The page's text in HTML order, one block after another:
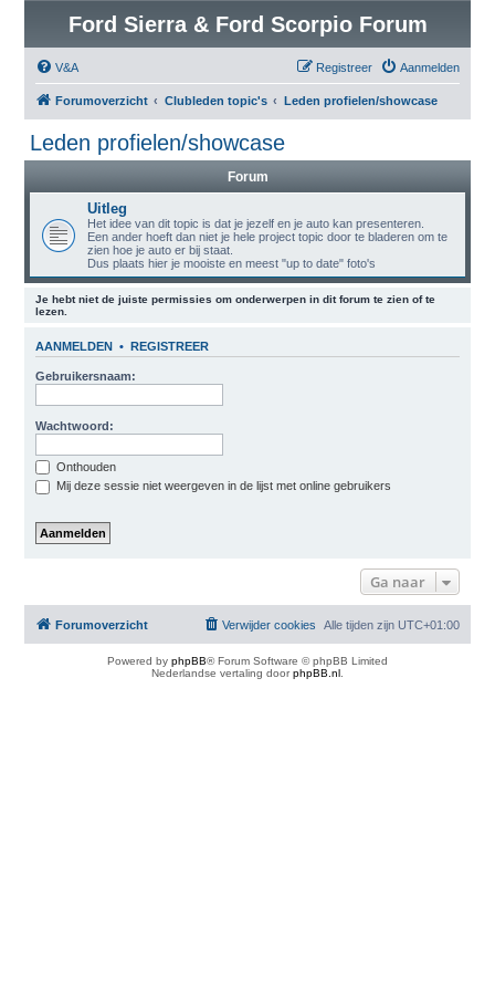
Ford Sierra & Ford Scorpio Forum
V&A Aanmelden
Registreer
Forumoverzicht Clubleden topic's Leden profielen/showcase
Leden profielen/showcase
Forum
Uitleg
Het idee van dit topic is dat je jezelf en je auto kan presenteren.
Een ander hoeft dan niet je hele project topic door te bladeren om te
zien hoe je auto er bij staat.
Dus plaats hier je mooiste en meest "up to date" foto's
Je hebt niet de juiste permissies om onderwerpen in dit forum te zien of te
lezen.
AANMELDEN • REGISTREER
Gebruikersnaam:
Wachtwoord:
Onthouden
Mij deze sessie niet weergeven in de lijst met online gebruikers
Ga naar
Forumoverzicht Alle tijden zijn UTC+01:00
Verwijder cookies
Powered by phpBB® Forum Software © phpBB Limited
Nederlandse vertaling doorphpBB.nl